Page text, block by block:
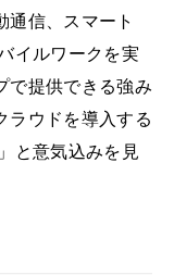
通信、スマート
イルワークを実
で提供できる強み
ラウドを導入する
と意気込みを見